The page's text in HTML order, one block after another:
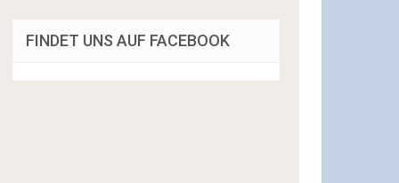
FINDET UNS AUF FACEBOOK